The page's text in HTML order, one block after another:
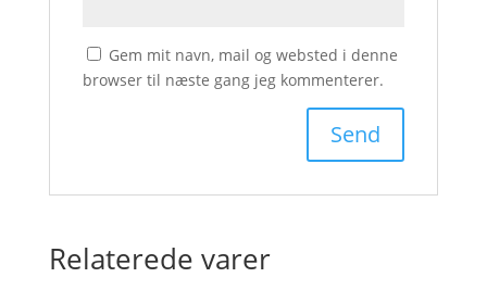
Gem mit navn, mail og websted i denne
browser til næste gang jeg kommenterer.
Relaterede varer